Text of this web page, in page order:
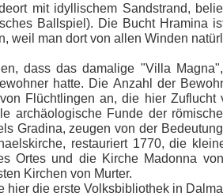
mit idyllischem Sandstrand,
Ballspiel). Die Bucht Hramina
weil man dort von allen Winden
dass das damalige "Villa
hatte. Die Anzahl der
Flüchtlingen an, die hier Zuflucht
archäologische Funde der
Gradina, zeugen von der
restauriert 1770, die
Ortes und die Kirche Madonna
Kirchen von Murter.
hier die erste Volksbibliothek in